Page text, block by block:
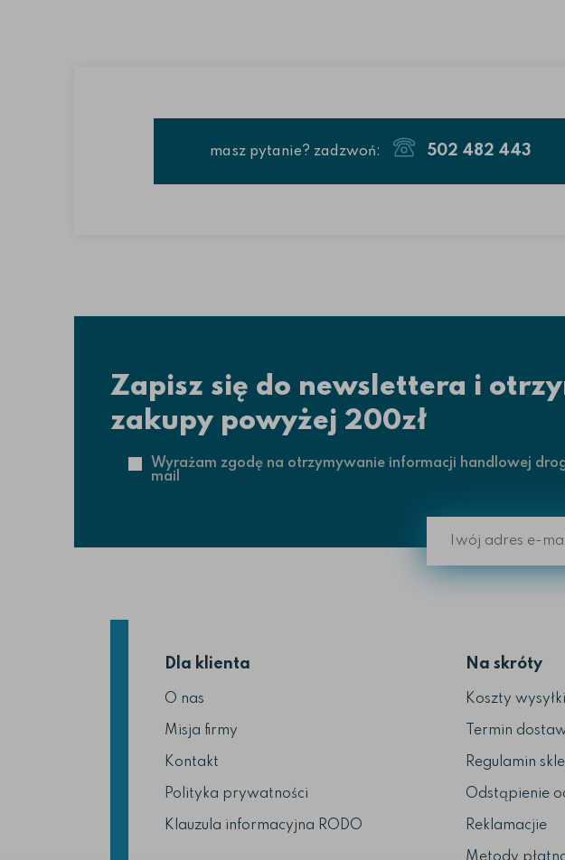
masz pytanie? zadzwoń: 502 482 443
Zapisz się do newslettera i
zakupy powyżej 200zł
Wyrażam zgodę na otrzymywanie informacji handlowej
mail
Dla klienta
O nas
Misja firmy
Kontakt
Polityka prywatności
Klauzula informacyjna RODO
Na skróty
Koszty wysyłki
Termin
Regulamin
Odstąpienie
Reklamacjie